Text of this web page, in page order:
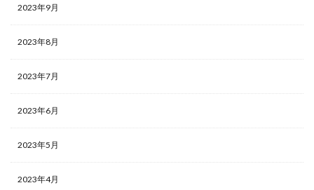
2023年9月
2023年8月
2023年7月
2023年6月
2023年5月
2023年4月